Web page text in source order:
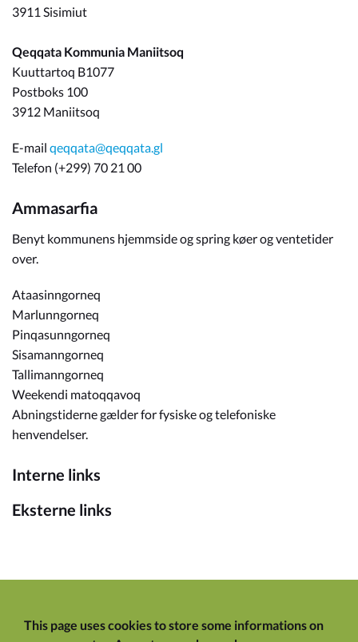
3911 Sisimiut
Qeqqata Kommunia Maniitsoq
Kuuttartoq B1077
Postboks 100
3912 Maniitsoq
E-mail qeqqata@qeqqata.gl
Telefon (+299) 70 21 00
Ammasarfia
Benyt kommunens hjemmside og spring køer og ventetider
over.
Ataasinngorneq
Marlunngorneq
Pinqasunngorneq
Sisamanngorneq
Tallimanngorneq
Weekendi matoqqavoq
Abningstiderne gælder for fysiske og telefoniske
henvendelser.
Interne links
Eksterne links
This page uses cookies to store some informations on